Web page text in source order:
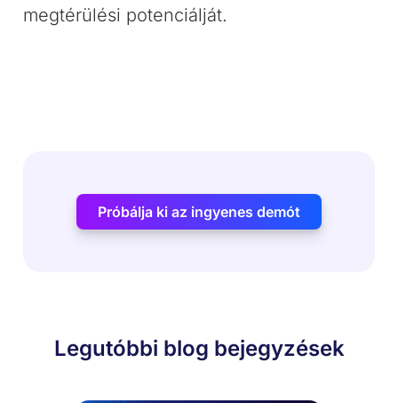
megtérülési potenciálját.
Próbálja ki az ingyenes demót
Legutóbbi blog bejegyzések